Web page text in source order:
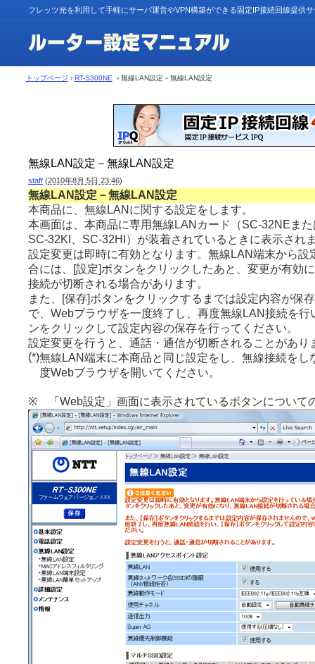
フレッツ光を利用して手軽にサーバ運営やVPN構築ができる固定IP接続回線提供
トップページ › RT-S300NE › 無線LAN設定－無線LAN設定
無線LAN設定－無線LAN設定
staff (2010年8月 5日 23:46)
無線LAN設定－無線LAN設定
本商品に、無線LANに関する設定をします。
本画面は、本商品に専用無線LANカード（SC-32NEま
SC-32KI、SC-32HI）が装着されているときに表示され
設定変更は即時に有効となります。無線LAN端末から設
合には、[設定]ボタンをクリックしたあと、変更が有効
接続が切断される場合があります。
また、[保存]ボタンをクリックするまでは設定内容が保
で、Webブラウザを一度終了し、再度無線LAN接続を行
ンをクリックして設定内容の保存を行ってください。
設定変更を行うと、通話・通信が切断されることがあり
(*)無線LAN端末に本商品と同じ設定をし、無線接続をし
度Webブラウザを開いてください。
※ 「Web設定」画面に表示されているボタンについて